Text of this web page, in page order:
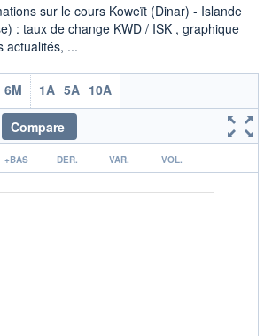
00h38
CLÔTURE VEILLE
399,0065
sur le cours Koweït (Dinar) - Islande
: taux de change KWD / ISK , graphique
actualités, ...
6M 1A 5A 10A
Compare
r
+BAS DER. VAR. VOL.